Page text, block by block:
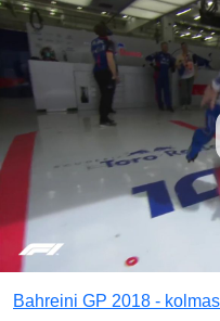
Bahreini GP 2018 -